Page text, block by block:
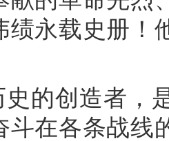
绩永载史册！
史的创造者，
斗在各条战线